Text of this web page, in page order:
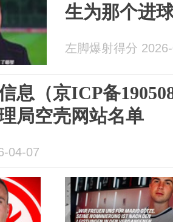
生为那个进
左脚爆射得分
息（京ICP备
局空壳网站名单
04-07